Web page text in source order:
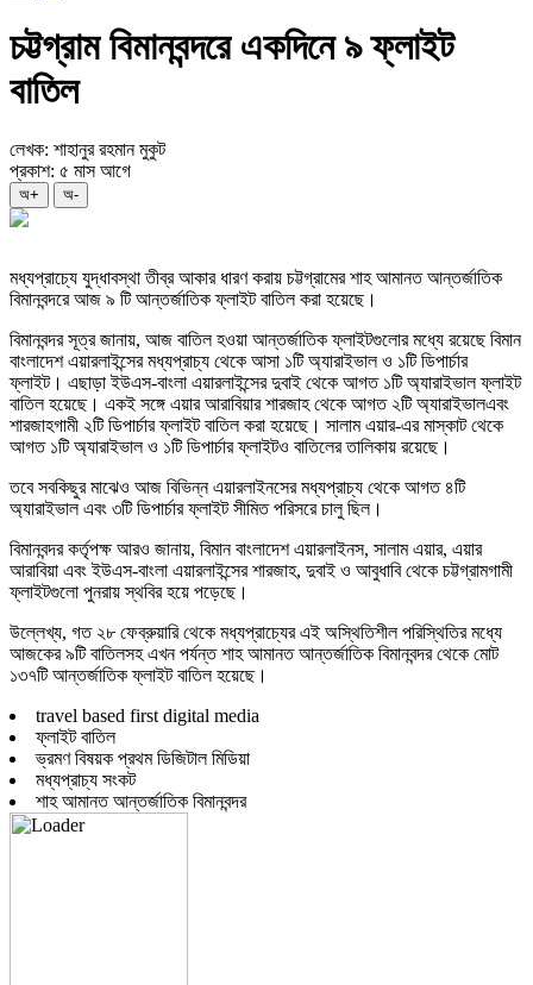
চট্টগ্রাম বিমানবন্দরে একদিনে ৯ ফ্লাইট
বাতিল
লেখক: শাহানুর রহমান মুকুট
প্রকাশ: ৫ মাস আগে
অ+ অ-
মধ্যপ্রাচ্যে যুদ্ধাবস্থা তীব্র আকার ধারণ করায় চট্টগ্রামের শাহ আমানত আন্তর্জাতিক
বিমানবন্দরে আজ ৯ টি আন্তর্জাতিক ফ্লাইট বাতিল করা হয়েছে।
বিমানবন্দর সূত্র জানায়, আজ বাতিল হওয়া আন্তর্জাতিক ফ্লাইটগুলোর মধ্যে রয়েছে বিমান
বাংলাদেশ এয়ারলাইন্সের মধ্যপ্রাচ্য থেকে আসা ১টি অ্যারাইভাল ও ১টি ডিপার্চার
ফ্লাইট। এছাড়া ইউএস-বাংলা এয়ারলাইন্সের দুবাই থেকে আগত ১টি অ্যারাইভাল ফ্লাইট
বাতিল হয়েছে। একই সঙ্গে এয়ার আরাবিয়ার শারজাহ থেকে আগত ২টি অ্যারাইভালএবং
শারজাহগামী ২টি ডিপার্চার ফ্লাইট বাতিল করা হয়েছে। সালাম এয়ার-এর মাস্কাট থেকে
আগত ১টি অ্যারাইভাল ও ১টি ডিপার্চার ফ্লাইটও বাতিলের তালিকায় রয়েছে।
তবে সবকিছুর মাঝেও আজ বিভিন্ন এয়ারলাইনসের মধ্যপ্রাচ্য থেকে আগত ৪টি
অ্যারাইভাল এবং ৩টি ডিপার্চার ফ্লাইট সীমিত পরিসরে চালু ছিল।
বিমানবন্দর কর্তৃপক্ষ আরও জানায়, বিমান বাংলাদেশ এয়ারলাইনস, সালাম এয়ার, এয়ার
আরাবিয়া এবং ইউএস-বাংলা এয়ারলাইন্সের শারজাহ, দুবাই ও আবুধাবি থেকে চট্টগ্রামগামী
ফ্লাইটগুলো পুনরায় স্থবির হয়ে পড়েছে।
উল্লেখ্য, গত ২৮ ফেব্রুয়ারি থেকে মধ্যপ্রাচ্যের এই অস্থিতিশীল পরিস্থিতির মধ্যে
আজকের ৯টি বাতিলসহ এখন পর্যন্ত শাহ আমানত আন্তর্জাতিক বিমানবন্দর থেকে মোট
১৩৭টি আন্তর্জাতিক ফ্লাইট বাতিল হয়েছে।
travel based first digital media
ফ্লাইট বাতিল
ভ্রমণ বিষয়ক প্রথম ডিজিটাল মিডিয়া
মধ্যপ্রাচ্য সংকট
শাহ আমানত আন্তর্জাতিক বিমানবন্দর